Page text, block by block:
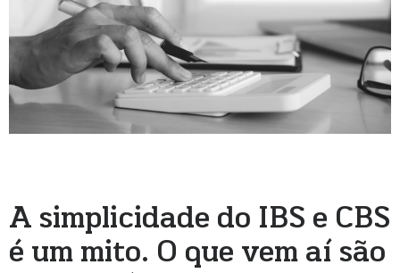
A simplicidade do IBS e CBS
é um mito. O que vem aí são